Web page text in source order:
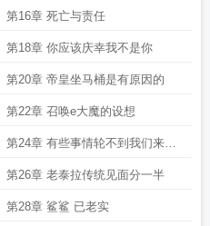
的战锤之旅笔趣阁无弹窗最新章节
我们的战锤之旅精校这是我们的战锤之旅
旅笔趣阁最新章节TXT这是我们的战锤
们的战锤之旅全本完结免费
锤之旅免费阅读软件 这是我们的战锤之
这是我们的战锤之旅第三中文网这是我们
第16章 死亡与责任
第18章 你应该庆幸我不是你
第20章 帝皇坐马桶是有原因的
第22章 召唤e大魔的设想
第24章 有些事情轮不到我们来思
考
第26章 老泰拉传统见面分一半
第28章 鲨鲨 已老实